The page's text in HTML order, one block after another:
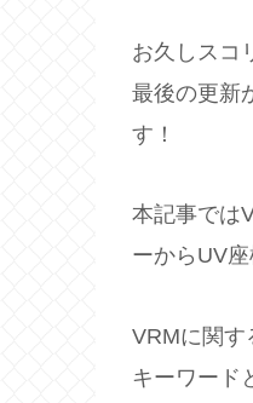
お久しス
最後の更新
す！
本記事では
ーからUV
VRMに関
キーワード